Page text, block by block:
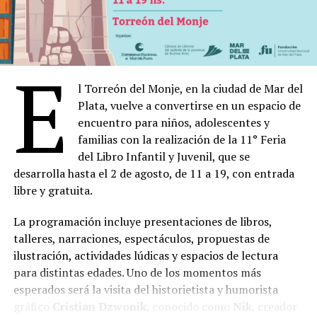
durante la última dictadura cívico-militar.
Su trabajo en el marco de la formación y capacitación ha
sido central, para evitar la repetición del delito de
han sido aliados indispensables para fortalecer la
representaciones en torno al valor del derecho a la
identidad, indispensables para defenderlo. Visitas a
escuelas, encuentros docentes, cursos de capacitación
en derecho a la identidad; libros destinados a las
infancias; proyectos audiovisuales, educativos y de
entretenimiento; festivales para las infancias, han sido
solo algunas de las iniciativas que vienen llevando
adelante desde hace casi 50 años de lucha en defensa del
derecho a la identidad y de las infancias.
PREGONERO ESPECIAL
en los últimos años como uno de los principales
encuentros editoriales del país y un espacio para
promover la diversidad de voces, el intercambio cultural
y el desarrollo de la producción literaria argentina.
“Rosario tiene una cultura muy fuerte en el rubro
librero y en el rubro editorial, de la producción editorial,
y van atadas de la mano porque la cadena del libro las
incluye”, aseguró el jefe comunal local, Pablo Javkin.
Comparte esto:
E
l Torreón del Monje, en la ciudad de Mar del
Plata, vuelve a convertirse en un espacio de
encuentro para niños, adolescentes y
familias con la realización de la 11° Feria
del Libro Infantil y Juvenil, que se
desarrolla hasta el 2 de agosto, de 11 a 19, con entrada
libre y gratuita.
La programación incluye presentaciones de libros,
talleres, narraciones, espectáculos, propuestas de
ilustración, actividades lúdicas y espacios de lectura
para distintas edades. Uno de los momentos más
esperados será la visita del historietista y humorista
Cristian Dzwonik , conocido como Nik
, creador